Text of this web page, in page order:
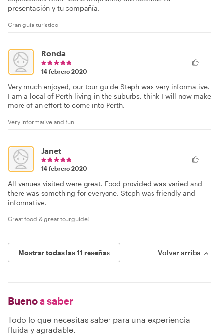
presentación y tu compañía.
Gran guía turístico
Ronda
14 febrero 2020
Very much enjoyed, our tour guide Steph was very informative.
I am a local of Perth living in the suburbs, think I will now make
more of an effort to come into Perth.
Very informative and fun
Janet
14 febrero 2020
All venues visited were great. Food provided was varied and
there was something for everyone. Steph was friendly and
informative.
Great food & great tourguide!
Mostrar todas las 11 reseñas Volver arriba
Buenoa saber
Todo lo que necesitas saber para una experiencia
fluida y agradable.